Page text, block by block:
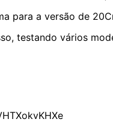
para a versão de
testando vários